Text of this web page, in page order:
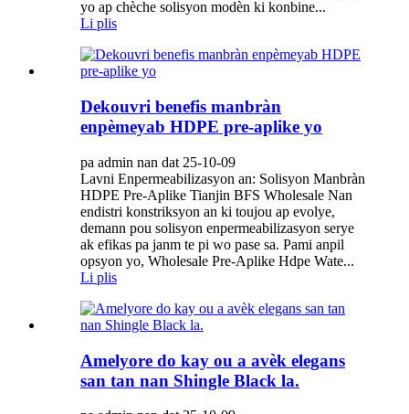
yo ap chèche solisyon modèn ki konbine...
Li plis
Dekouvri benefis manbràn
enpèmeyab HDPE pre-aplike yo
pa admin nan dat 25-10-09
Lavni Enpermeabilizasyon an: Solisyon Manbràn
HDPE Pre-Aplike Tianjin BFS Wholesale Nan
endistri konstriksyon an ki toujou ap evolye,
demann pou solisyon enpermeabilizasyon serye
ak efikas pa janm te pi wo pase sa. Pami anpil
opsyon yo, Wholesale Pre-Aplike Hdpe Wate...
Li plis
Amelyore do kay ou a avèk elegans
san tan nan Shingle Black la.